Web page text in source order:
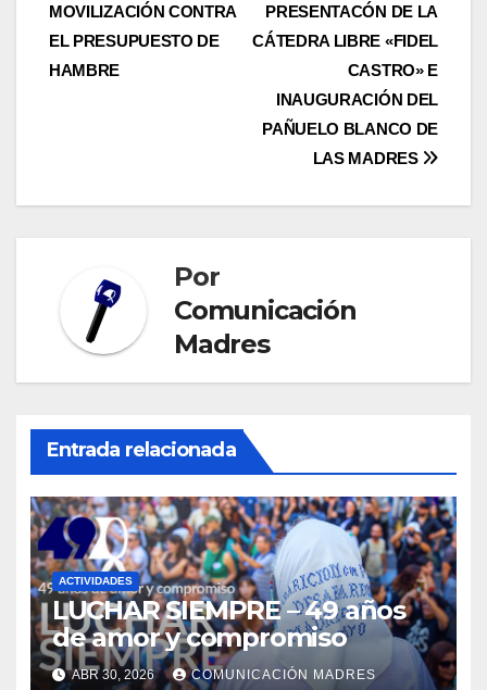
de
entradas
PRESENTACÓN DE LA
CÁTEDRA LIBRE «FIDEL
CASTRO» E
INAUGURACIÓN DEL
PAÑUELO BLANCO DE
LAS MADRES
MOVILIZACIÓN CONTRA
EL PRESUPUESTO DE
HAMBRE
Por
Comunicación
Madres
Entrada relacionada
ACTIVIDADES
LUCHAR SIEMPRE – 49 años
de amor y compromiso
ABR 30, 2026 COMUNICACIÓN MADRES